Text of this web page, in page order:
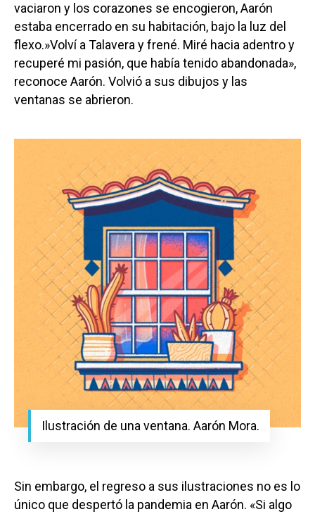
vaciaron y los corazones se encogieron, Aarón
estaba encerrado en su habitación, bajo la luz del
flexo.»Volví a Talavera y frené. Miré hacia adentro y
recuperé mi pasión, que había tenido abandonada»,
reconoce Aarón. Volvió a sus dibujos y las
ventanas se abrieron.
Ilustración de una ventana. Aarón Mora.
Sin embargo, el regreso a sus ilustraciones no es lo
único que despertó la pandemia en Aarón. «Si algo